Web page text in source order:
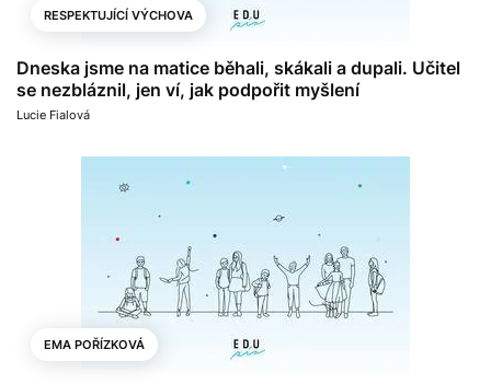
RESPEKTUJÍCÍ VÝCHOVA
Dneska jsme na matice běhali, skákali a dupali. Učitel
se nezbláznil, jen ví, jak podpořit myšlení
Lucie Fialová
EMA POŘÍZKOVÁ